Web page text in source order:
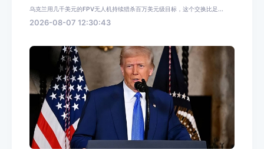
乌克兰用几千美元的FPV无人机持续猎杀百万美元级目标，这个交换比足...
2026-08-07 12:30:43